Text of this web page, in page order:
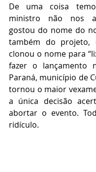
De uma coisa
ministro não nos
gostou do nome do
também do projeto,
clonou o nome para
fazer o lançamento
Paraná, município de
tornou o maior
a única decisão
abortar o evento.
ridículo.